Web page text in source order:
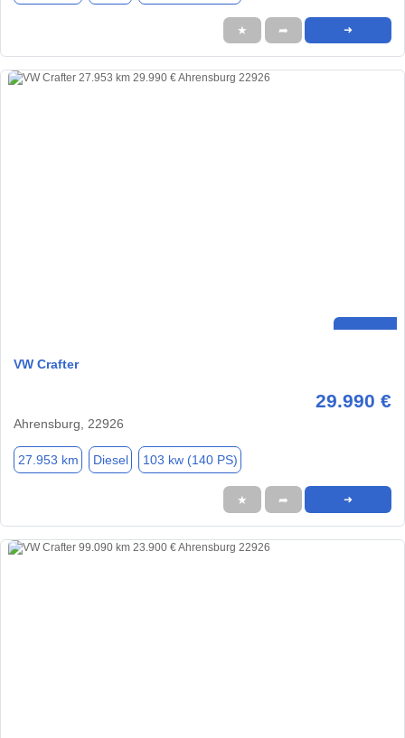
★ ➦ ➜
VW Crafter
29.990 €
Ahrensburg, 22926
27.953 km Diesel 103 kw (140 PS)
★ ➦ ➜